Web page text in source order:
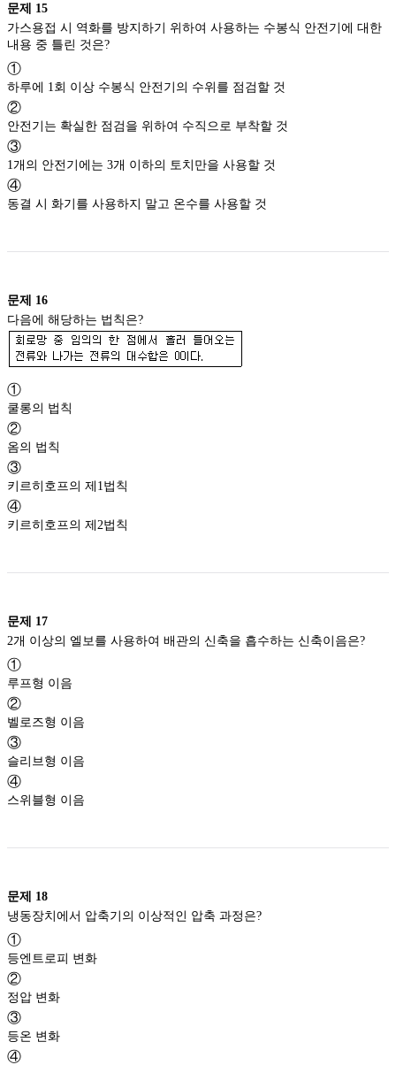
문제 15
가스용접 시 역화를 방지하기 위하여 사용하는 수봉식 안전기에 대한
①
하루에 1회 이상 수봉식 안전기의 수위를 점검할 것
②
안전기는 확실한 점검을 위하여 수직으로 부착할 것
③
1개의 안전기에는 3개 이하의 토치만을 사용할 것
④
동결 시 화기를 사용하지 말고 온수를 사용할 것
문제 16
①
쿨롱의 법칙
②
옴의 법칙
③
키르히호프의 제1법칙
④
키르히호프의 제2법칙
문제 17
①
루프형 이음
②
벨로즈형 이음
③
슬리브형 이음
④
스위블형 이음
문제 18
①
등엔트로피 변화
②
정압 변화
③
등온 변화
④